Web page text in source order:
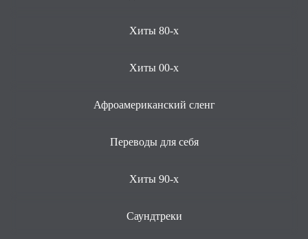
Хиты 80-х
Хиты 00-х
Афроамериканский сленг
Переводы для себя
Хиты 90-х
Саундтреки